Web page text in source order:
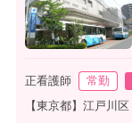
正看護師 常勤
【東京都】江戸川区